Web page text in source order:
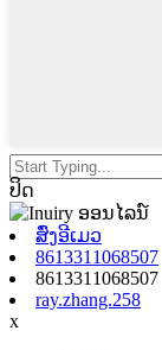
ປິດ
ສົ່ງອີເມວ
8613311068507
8613311068507
ray.zhang.258
x